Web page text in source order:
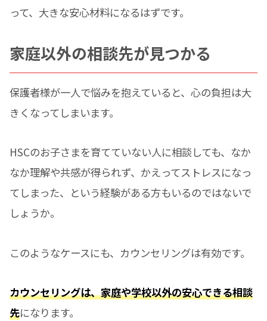
って、大きな安心材料になるはずです。
家庭以外の相談先が見つかる
保護者様が一人で悩みを抱えていると、心の負担は大
きくなってしまいます。
HSCのお子さまを育てていない人に相談しても、なか
なか理解や共感が得られず、かえってストレスになっ
てしまった、という経験がある方もいるのではないで
しょうか。
このようなケースにも、カウンセリングは有効です。
カウンセリングは、家庭や学校以外の安心できる相談
先になります。